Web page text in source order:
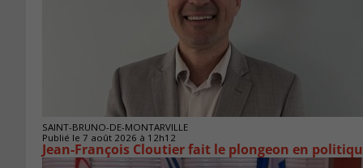
SAINT-BRUNO-DE-MONTARVILLE
Publié le 7 août 2026 à 12h12
Jean-François Cloutier fait le plongeon en